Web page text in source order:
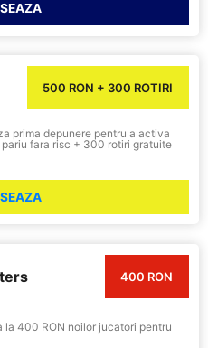
500 RON + 300 ROTIRI
prima depunere pentru a activa
fara risc + 300 rotiri gratuite
400 RON
la 400 RON noilor jucatori pentru